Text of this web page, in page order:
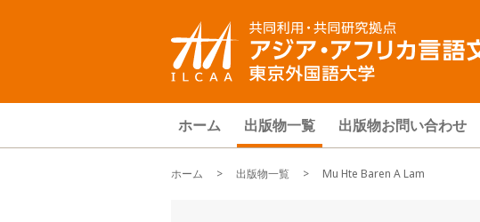
ホーム 出版物一覧 出版物お問い合わせ
ホーム > 出版物一覧 > Mu Hte Baren A Lam